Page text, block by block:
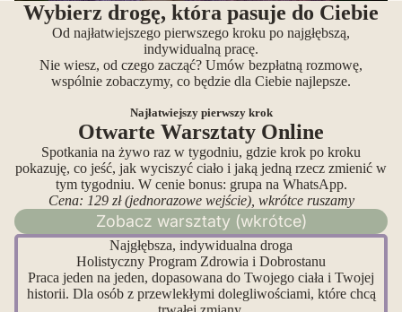
Wybierz drogę, która pasuje do Ciebie
Od najłatwiejszego pierwszego kroku po najgłębszą,
indywidualną pracę.
Nie wiesz, od czego zacząć? Umów bezpłatną rozmowę,
wspólnie zobaczymy, co będzie dla Ciebie najlepsze.
Najłatwiejszy pierwszy krok
Otwarte Warsztaty Online
Spotkania na żywo raz w tygodniu, gdzie krok po kroku
pokazuję, co jeść, jak wyciszyć ciało i jaką jedną rzecz zmienić w
tym tygodniu. W cenie bonus: grupa na WhatsApp.
Cena: 129 zł (jednorazowe wejście), wkrótce ruszamy
Zobacz warsztaty (wkrótce)
Najgłębsza, indywidualna droga
Holistyczny Program Zdrowia i Dobrostanu
Praca jeden na jeden, dopasowana do Twojego ciała i Twojej
historii. Dla osób z przewlekłymi dolegliwościami, które chcą